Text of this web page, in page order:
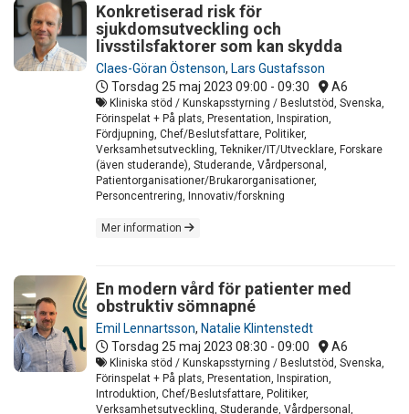
Konkretiserad risk för
sjukdomsutveckling och
livsstilsfaktorer som kan skydda
Claes-Göran Östenson, Lars Gustafsson
Torsdag 25 maj 2023 09:00 - 09:30 A6
Kliniska stöd / Kunskapsstyrning / Beslutstöd, Svenska,
Förinspelat + På plats, Presentation, Inspiration,
Fördjupning, Chef/Beslutsfattare, Politiker,
Verksamhetsutveckling, Tekniker/IT/Utvecklare, Forskare
(även studerande), Studerande, Vårdpersonal,
Patientorganisationer/Brukarorganisationer,
Personcentrering, Innovativ/forskning
Mer information
En modern vård för patienter med
obstruktiv sömnapné
Emil Lennartsson, Natalie Klintenstedt
Torsdag 25 maj 2023 08:30 - 09:00 A6
Kliniska stöd / Kunskapsstyrning / Beslutstöd, Svenska,
Förinspelat + På plats, Presentation, Inspiration,
Introduktion, Chef/Beslutsfattare, Politiker,
Verksamhetsutveckling, Studerande, Vårdpersonal,